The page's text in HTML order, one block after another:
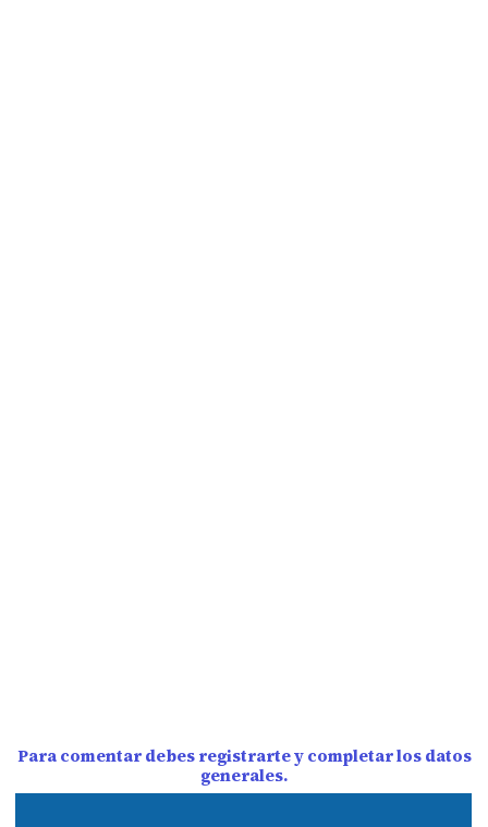
Para comentar debes registrarte y completar los datos
generales.